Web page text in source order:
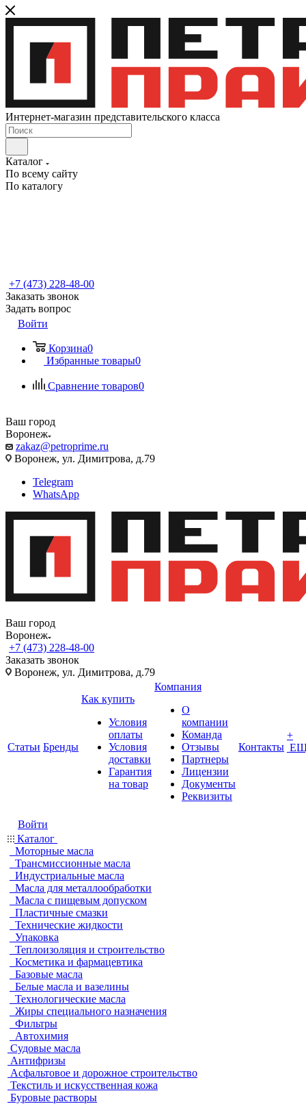
Интернет-магазин представительского класса
Каталог
По всему сайту
По каталогу
+7 (473) 228-48-00
Заказать звонок
Задать вопрос
Войти
Корзина0
Избранные товары0
Сравнение товаров0
Ваш город
Воронеж
zakaz@petroprime.ru
Воронеж, ул. Димитрова, д.79
Telegram
WhatsApp
Ваш город
Воронеж
+7 (473) 228-48-00
Заказать звонок
Воронеж, ул. Димитрова, д.79
Статьи Бренды
Как купить
Условия
оплаты
Условия
доставки
Гарантия
на товар
Компания
О
компании
Команда
Отзывы
Партнеры
Лицензии
Документы
Реквизиты
Контакты
+
Войти
Каталог
Моторные масла
Трансмиссионные масла
Индустриальные масла
Масла для металлообработки
Масла с пищевым допуском
Пластичные смазки
Технические жидкости
Упаковка
Теплоизоляция и строительство
Косметика и фармацевтика
Базовые масла
Белые масла и вазелины
Технологические масла
Жиры специального назначения
Фильтры
Автохимия
Судовые масла
Антифризы
Асфальтовое и дорожное строительство
Текстиль и искусственная кожа
Буровые растворы